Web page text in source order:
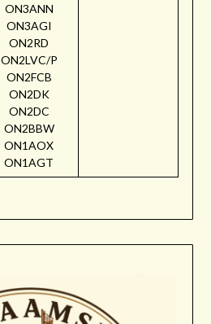
ON3ANN
ON3AGI
ON2RD
ON2LVC/P
ON2FCB
ON2DK
ON2DC
ON2BBW
ON1AOX
ON1AGT